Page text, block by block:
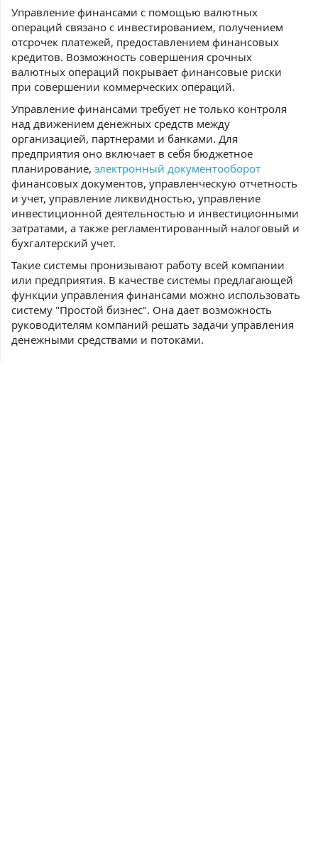
Управление финансами с помощью валютных
операций связано с инвестированием, получением
отсрочек платежей, предоставлением финансовых
кредитов. Возможность совершения срочных
валютных операций покрывает финансовые риски
при совершении коммерческих операций.
Управление финансами требует не только контроля
над движением денежных средств между
организацией, партнерами и банками. Для
предприятия оно включает в себя бюджетное
планирование, электронный документооборот
финансовых документов, управленческую отчетность
и учет, управление ликвидностью, управление
инвестиционной деятельностью и инвестиционными
затратами, а также регламентированный налоговый и
бухгалтерский учет.
Такие системы пронизывают работу всей компании
или предприятия. В качестве системы предлагающей
функции управления финансами можно использовать
систему "Простой бизнес". Она дает возможность
руководителям компаний решать задачи управления
денежными средствами и потоками.